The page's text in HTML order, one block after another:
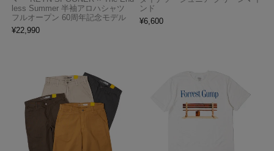
less Summer 半袖アロハシャツ
フルオープン 60周年記念モデル
¥22,990
ンド
¥6,600